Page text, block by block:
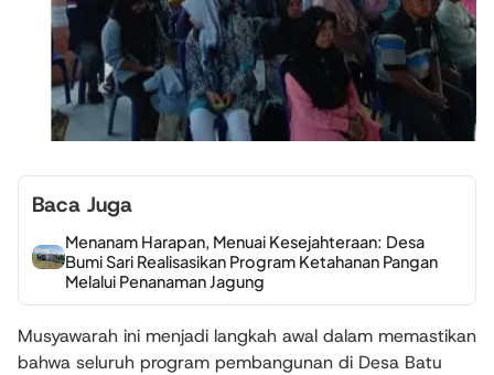
Baca Juga
Menanam Harapan, Menuai Kesejahteraan: Desa
Bumi Sari Realisasikan Program Ketahanan Pangan
Melalui Penanaman Jagung
Musyawarah ini menjadi langkah awal dalam memastikan
bahwa seluruh program pembangunan di Desa Batu